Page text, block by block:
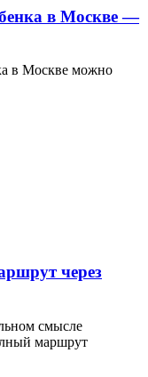
в Москве —
в Москве можно
через
смысле
маршрут